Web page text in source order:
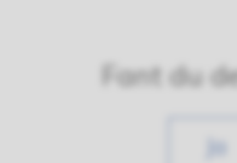
Fant du
Ja